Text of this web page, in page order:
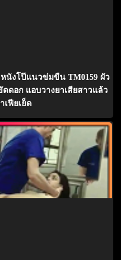
นังโป๊แนวข่มขืน TM0159 ผัว
ดอก แอบวางยาเสียสาวแล้ว
เฟียเย็ด